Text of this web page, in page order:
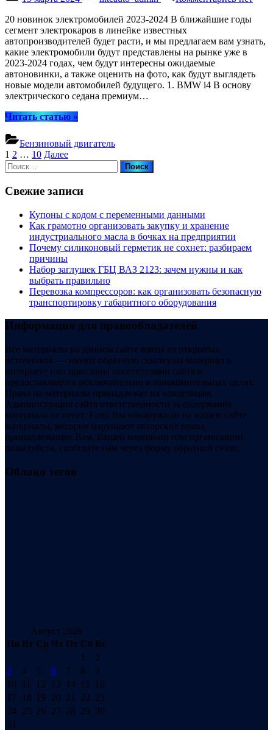
on
записи
новинок
2023-
2024
20 новинок электромобилей 2023-2024 В ближайшие годы
сегмент электрокаров в линейке известных
автопроизводителей будет расти, и мы предлагаем вам узнать,
какие электромобили будут представлены на рынке уже в
2023-2024 годах, чем будут интересны ожидаемые
автоновинки, а также оценить на фото, как будут выглядеть
новые модели автомобилей будущего. 1. BMW i4 В основу
электрического седана премиум…
Читать статью“20
2023-
2024”
»
Бензиновый двигатель
Пагинация
записей
1 2 … 10 Далее
Найти:
Свежие записи
Купоны c кодом с переменными данными
Как грамотно организовать закупку и хранение
индустриального масла в бочках на предприятии
Почему силиконовый герметик не сохнет: разбираем
причины
Набор заглушек ГБЦ ВАЗ 2123: зачем нужны и как
выбрать правильно
Перевозка компрессоров: как организовать безопасную
транспортировку габаритного оборудования
Информация для правообладателей
Все материалы на данном сайте взяты из открытых
источников — имеют обратную ссылку на материал в
интернете или присланы посетителями сайта и
предоставляются исключительно в ознакомительных целях.
Права на материалы принадлежат их владельцам.
Администрация сайта ответственности за содержание
материала не несет. Если Вы обнаружили на нашем сайте
материалы, которые нарушают авторские права,
принадлежащие Вам, Вашей компании или организации,
пожалуйста, сообщите нам через форму обратной связи.
Облако тегов
Август 2026
Пн Вт Ср Чт Пт Сб Вс
1
2
3
4 5 6 7 8
9
10
11 12 13 14 15
16
17
18 19 20 21 22 23
24 25 26 27 28 29 30
31